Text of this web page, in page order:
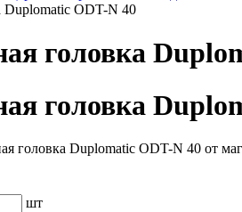
Duplomatic ODT-N 40
головка
головка
шт